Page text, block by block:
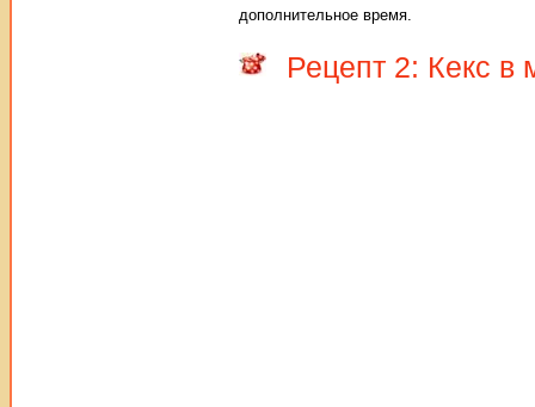
дополнительное время.
Рецепт 2: Кекс в